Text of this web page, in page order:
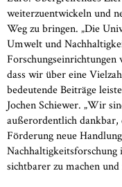
weiterzuentwickeln und
Weg zu bringen. „Die
Umwelt und
dass wir über eine
bedeutende Beiträge
Jochen Schiewer. „Wir
außerordentlich
Förderung neue
sichtbarer zu machen